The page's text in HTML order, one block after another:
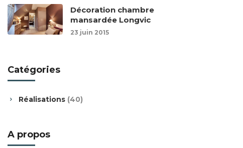
Décoration chambre
mansardée Longvic
23 juin 2015
Catégories
Réalisations (40)
A propos